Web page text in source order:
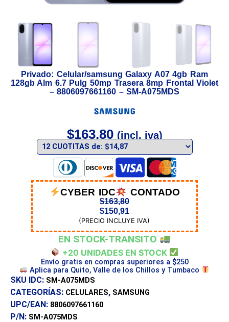
Privado: Celular/samsung Galaxy A07 4gb Ram
128gb Alm 6.7 Pulg 50mp Trasera 8mp Frontal Violet
– 8806097661160 – SM-A075MDS
$163,80 (incl. iva)
CYBER IDC CONTADO
$163,80
$150,91
(PRECIO INCLUYE IVA)
EN STOCK-TRANSITO
+20 UNIDADES EN STOCK
Envío gratis en compras superiores a $250
Aplica para Quito, Valle de los Chillos y Tumbaco
SKU IDC: SM-A075MDS
CATEGORÍAS: CELULARES, SAMSUNG
UPC/EAN: 8806097661160
P/N: SM-A075MDS